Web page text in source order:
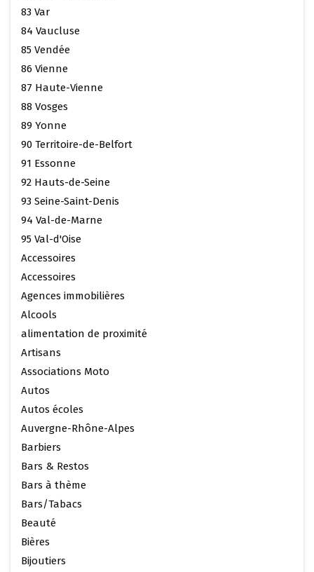
83 Var
84 Vaucluse
85 Vendée
86 Vienne
87 Haute-Vienne
88 Vosges
89 Yonne
90 Territoire-de-Belfort
91 Essonne
92 Hauts-de-Seine
93 Seine-Saint-Denis
94 Val-de-Marne
95 Val-d'Oise
Accessoires
Accessoires
Agences immobilières
Alcools
alimentation de proximité
Artisans
Associations Moto
Autos
Autos écoles
Auvergne-Rhône-Alpes
Barbiers
Bars & Restos
Bars à thème
Bars/Tabacs
Beauté
Bières
Bijoutiers